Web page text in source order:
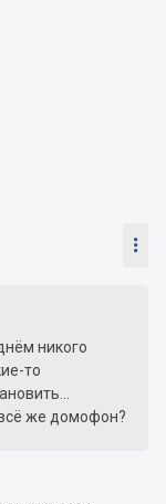

никого
то
же домофон?